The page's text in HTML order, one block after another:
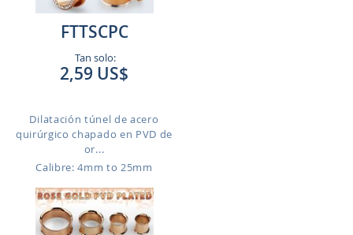
FTTSCPC
Tan solo:
2,59 US$
Dilatación túnel de acero
quirúrgico chapado en PVD de
or...
Calibre: 4mm to 25mm